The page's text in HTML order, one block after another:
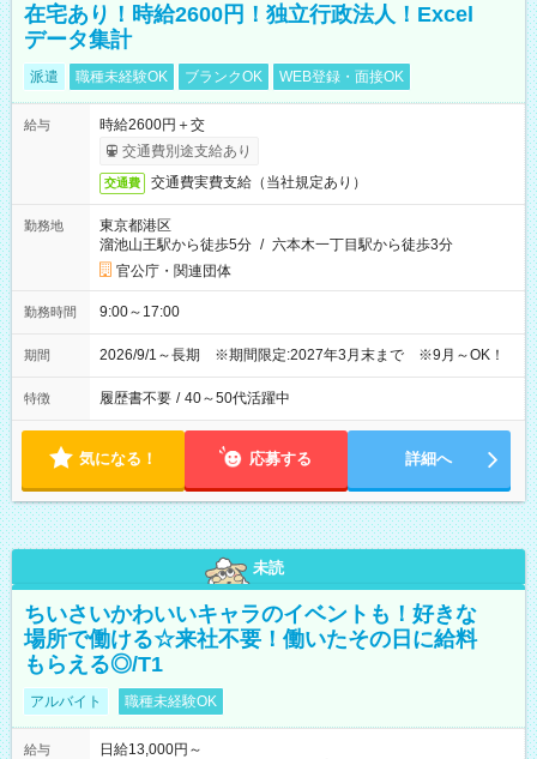
在宅あり！時給2600円！独立行政法人！Excel
データ集計
派遣 職種未経験OK ブランクOK WEB登録・面接OK
給与
時給2600円＋交
交通費別途支給あり
交通費 交通費実費支給（当社規定あり）
勤務地
東京都港区
溜池山王駅から徒歩5分 / 六本木一丁目駅から徒歩3分
官公庁・関連団体
勤務時間 9:00～17:00
期間 2026/9/1～長期 ※期間限定:2027年3月末まで ※9月～OK！
特徴 履歴書不要 / 40～50代活躍中
気になる！ 応募する 詳細へ
未読
ちいさいかわいいキャラのイベントも！好きな
場所で働ける☆来社不要！働いたその日に給料
もらえる◎/T1
アルバイト 職種未経験OK
給与
日給13,000円～